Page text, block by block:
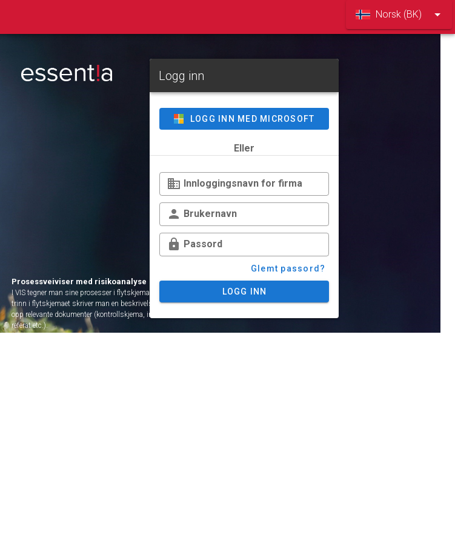
Norsk (BK)
Prosessveiviser med risikoanalyse
I VIS tegner man sine prosesser i flytskjema. Til hvert
trinn i flytskjemaet skriver man en beskrivelse og knytter
opp relevante dokumenter (kontrollskjema, instrukser,
referat etc.).
Logg inn
LOGG INN MED MICROSOFT
Eller
business Innloggingsnavn for firma
person Brukernavn
lock Passord
Glemt passord?
LOGG INN